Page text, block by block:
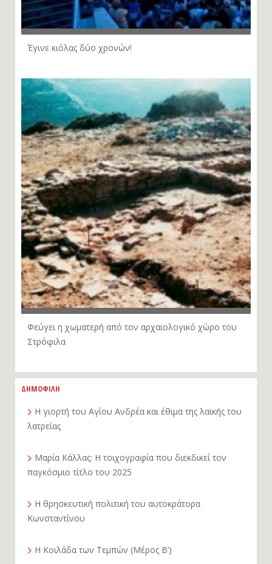
Έγινε κιόλας δύο χρονών!
Φεύγει η χωματερή από τον αρχαιολογικό χώρο του
Στρόφιλα
ΔΗΜΟΦΙΛΗ
Η γιορτή του Αγίου Ανδρέα και έθιμα της λαϊκής του
λατρείας
Μαρία Κάλλας: Η τοιχογραφία που διεκδικεί τον
παγκόσμιο τίτλο του 2025
Η θρησκευτική πολιτική του αυτοκράτορα
Κωνσταντίνου
Η Κοιλάδα των Τεμπών (Μέρος Β’)